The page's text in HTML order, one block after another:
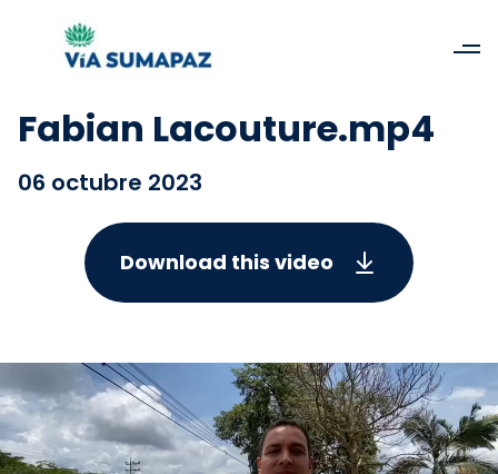
Fabian Lacouture.mp4
06 octubre 2023
Download this video